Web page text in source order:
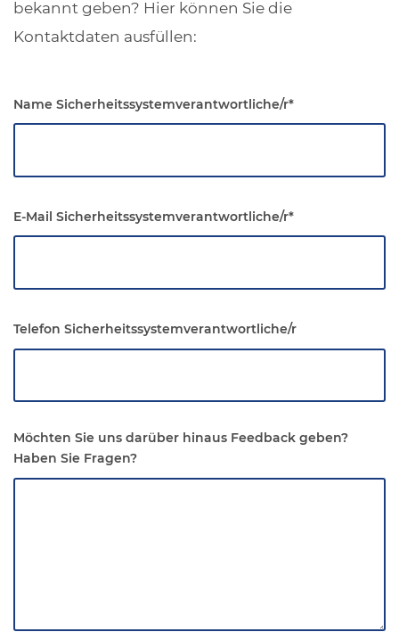
bekannt geben? Hier können Sie die
Kontaktdaten ausfüllen:
Name Sicherheitssystemverantwortliche/r*
E-Mail Sicherheitssystemverantwortliche/r*
Telefon Sicherheitssystemverantwortliche/r
Möchten Sie uns darüber hinaus Feedback geben?
Haben Sie Fragen?